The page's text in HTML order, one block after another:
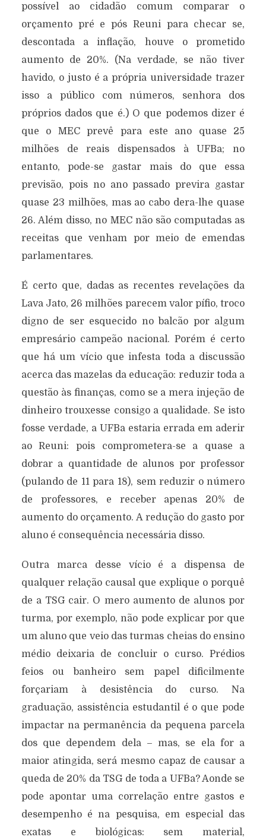
possível ao cidadão comum comparar o
orçamento pré e pós Reuni para checar se,
descontada a inflação, houve o prometido
aumento de 20%. (Na verdade, se não tiver
havido, o justo é a própria universidade trazer
isso a público com números, senhora dos
próprios dados que é.) O que podemos dizer é
que o MEC prevê para este ano quase 25
milhões de reais dispensados à UFBa; no
entanto, pode-se gastar mais do que essa
previsão, pois no ano passado previra gastar
quase 23 milhões, mas ao cabo dera-lhe quase
26. Além disso, no MEC não são computadas as
receitas que venham por meio de emendas
parlamentares.
É certo que, dadas as recentes revelações da
Lava Jato, 26 milhões parecem valor pífio, troco
digno de ser esquecido no balcão por algum
empresário campeão nacional. Porém é certo
que há um vício que infesta toda a discussão
acerca das mazelas da educação: reduzir toda a
questão às finanças, como se a mera injeção de
dinheiro trouxesse consigo a qualidade. Se isto
fosse verdade, a UFBa estaria errada em aderir
ao Reuni: pois comprometera-se a quase a
dobrar a quantidade de alunos por professor
(pulando de 11 para 18), sem reduzir o número
de professores, e receber apenas 20% de
aumento do orçamento. A redução do gasto por
aluno é consequência necessária disso.
Outra marca desse vício é a dispensa de
qualquer relação causal que explique o porquê
de a TSG cair. O mero aumento de alunos por
turma, por exemplo, não pode explicar por que
um aluno que veio das turmas cheias do ensino
médio deixaria de concluir o curso. Prédios
feios ou banheiro sem papel dificilmente
forçariam à desistência do curso. Na
graduação, assistência estudantil é o que pode
impactar na permanência da pequena parcela
dos que dependem dela – mas, se ela for a
maior atingida, será mesmo capaz de causar a
queda de 20% da TSG de toda a UFBa? Aonde se
pode apontar uma correlação entre gastos e
desempenho é na pesquisa, em especial das
exatas e biológicas: sem material,